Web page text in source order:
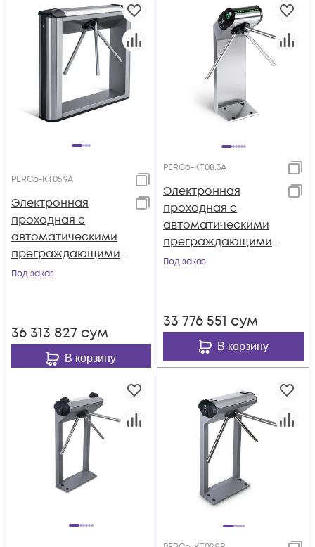
PERCo-KT05.9A
Электронная
проходная с
автоматическими
преграждающими
планками
ISO 14443
Под заказ
36 313 827 сум
В корзину
PERCo-KT08.3A
Электронная
проходная с
автоматическими
преграждающими
планками
Под заказ
33 776 551 сум
В корзину